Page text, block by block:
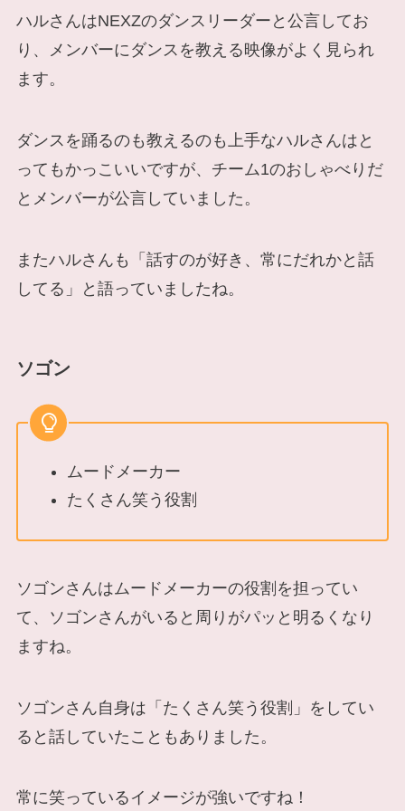
ハルさんはNEXZのダンスリーダーと公言してお
り、メンバーにダンスを教える映像がよく見られ
ます。
ダンスを踊るのも教えるのも上手なハルさんはと
ってもかっこいいですが、チーム1のおしゃべりだ
とメンバーが公言していました。
またハルさんも「話すのが好き、常にだれかと話
してる」と語っていましたね。
ソゴン
ムードメーカー
たくさん笑う役割
ソゴンさんはムードメーカーの役割を担ってい
て、ソゴンさんがいると周りがパッと明るくなり
ますね。
ソゴンさん自身は「たくさん笑う役割」をしてい
ると話していたこともありました。
常に笑っているイメージが強いですね！